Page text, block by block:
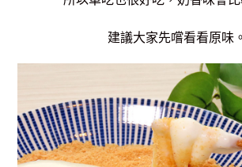
建議大家先嚐看看原味。